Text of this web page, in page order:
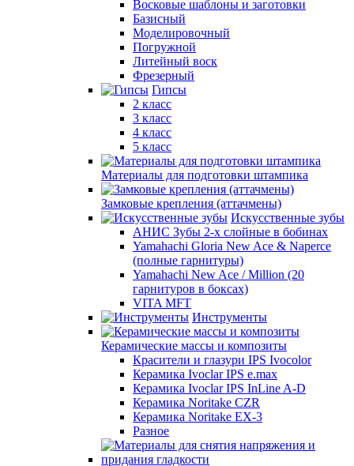
Восковые шаблоны и заготовки
Базисный
Моделировочный
Погружной
Литейный воск
Фрезерный
Гипсы
2 класс
3 класс
4 класс
5 класс
Материалы для подготовки штампика
Замковые крепления (аттачмены)
Искусственные зубы
АНИС Зубы 2-х слойные в бобинах
Yamahachi Gloria New Ace & Naperce
(полные гарнитуры)
Yamahachi New Ace / Million (20
гарнитуров в боксах)
VITA MFT
Инструменты
Керамические массы и композиты
Красители и глазури IPS Ivocolor
Керамика Ivoclar IPS e.max
Керамика Ivoclar IPS InLine A-D
Керамика Noritake CZR
Керамика Noritake EX-3
Разное